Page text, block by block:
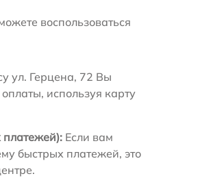
воспользоваться
ул. Герцена, 72 Вы
используя карту
Если вам
быстрых платежей, это